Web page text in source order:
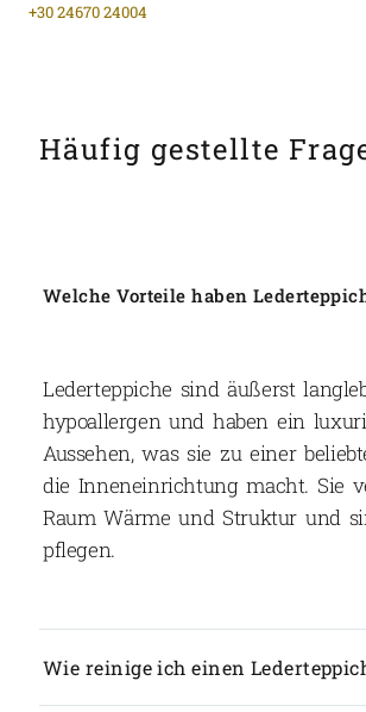
+30 24670 24004
Häufig gestellte
Welche Vorteile haben
Lederteppiche sind äußerst
hypoallergen und haben ein
Aussehen, was sie zu einer
die Inneneinrichtung macht. Sie
Raum Wärme und Struktur und
pflegen.
Wie reinige ich einen